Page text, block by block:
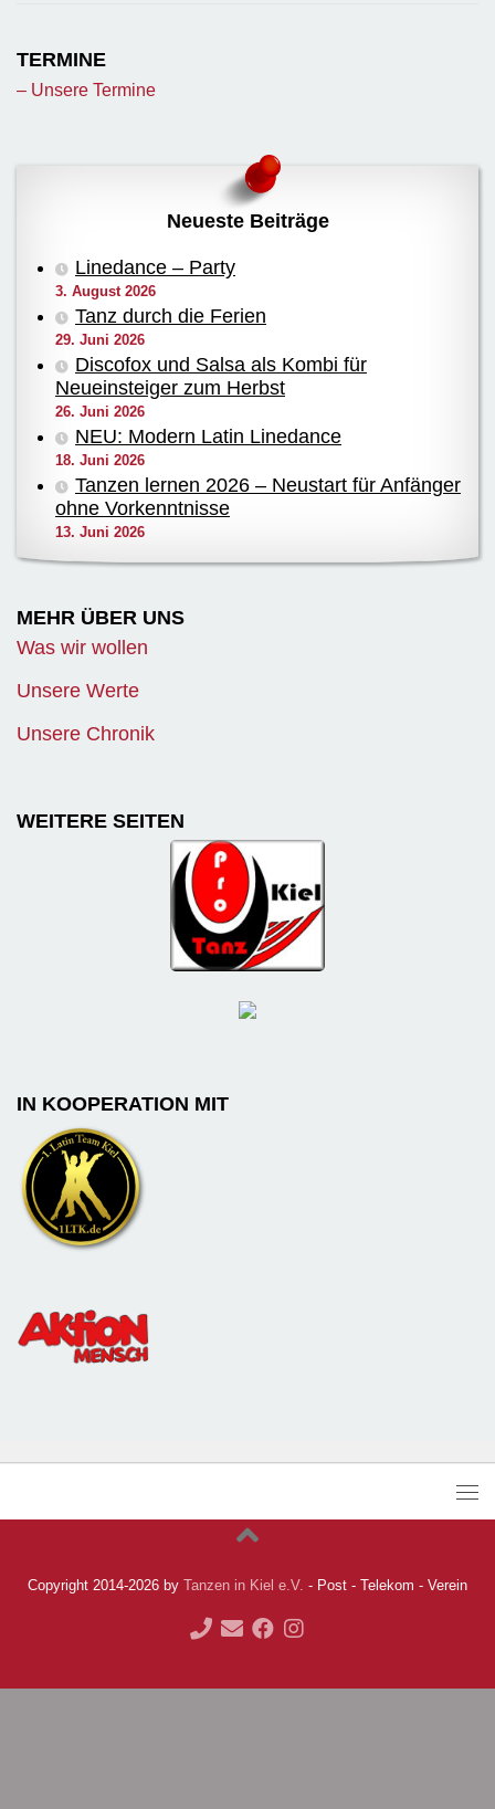
TERMINE
– Unsere Termine
Neueste Beiträge
Linedance – Party
3. August 2026
Tanz durch die Ferien
29. Juni 2026
Discofox und Salsa als Kombi für
Neueinsteiger zum Herbst
26. Juni 2026
NEU: Modern Latin Linedance
18. Juni 2026
Tanzen lernen 2026 – Neustart für Anfänger
ohne Vorkenntnisse
13. Juni 2026
MEHR ÜBER UNS
Was wir wollen
Unsere Werte
Unsere Chronik
WEITERE SEITEN
IN KOOPERATION MIT
Copyright 2014-2026 by Tanzen in Kiel e.V. - Post - Telekom - Verein